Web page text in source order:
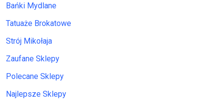
Bańki Mydlane
Tatuaże Brokatowe
Strój Mikołaja
Zaufane Sklepy
Polecane Sklepy
Najlepsze Sklepy